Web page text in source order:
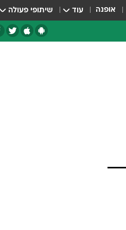
אופנה עוד שיתופי פעולה